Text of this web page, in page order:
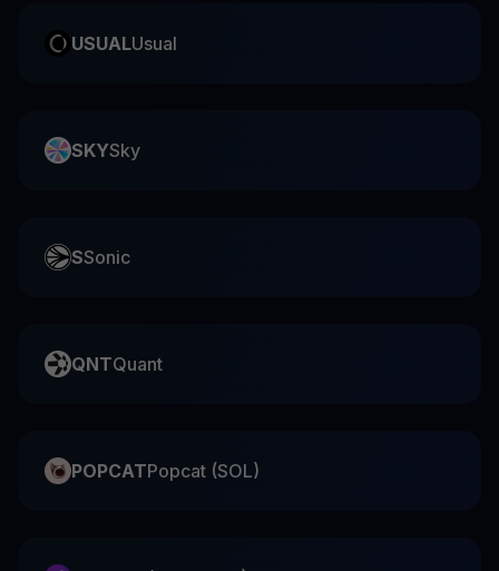
USUALUsual
SKYSky
SSonic
QNTQuant
POPCATPopcat (SOL)